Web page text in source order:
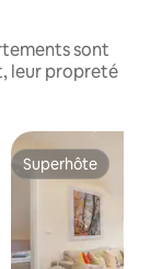
sont
leur propreté
Superhôte
Superhôte